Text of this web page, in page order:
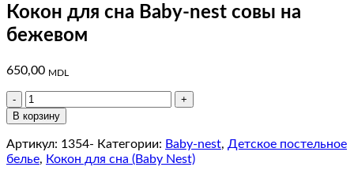
Кокон для сна Baby-nest совы на
бежевом
650,00 MDL
Количество
товара
Кокон
для
сна
В корзину
Артикул: 1354- Категории: Baby-nest, Детское постельное
белье, Кокон для сна (Baby Nest)